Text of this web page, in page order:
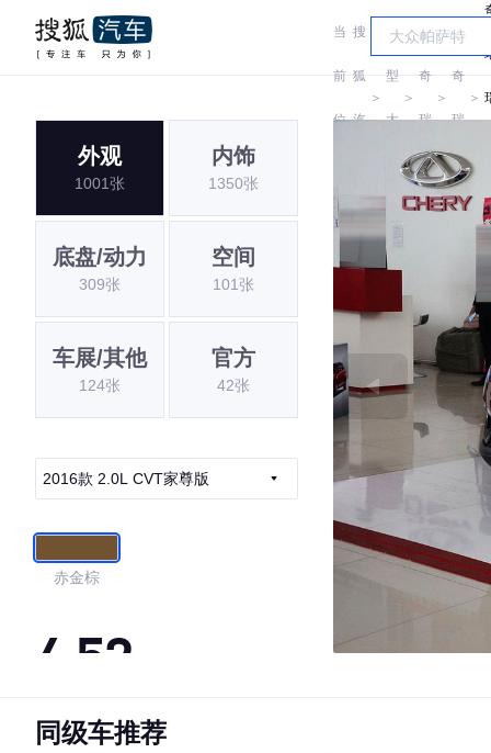
当
前
位
搜
狐
汽
＞
车
型
大
＞
奇
瑞
＞
奇
瑞
＞
外观
1001张
内饰
1350张
底盘/动力
309张
空间
101张
车展/其他
124张
官方
42张
2016款 2.0L CVT家尊版
赤金棕
4.52
·外观表现一般，低于87%同级车
同级车推荐